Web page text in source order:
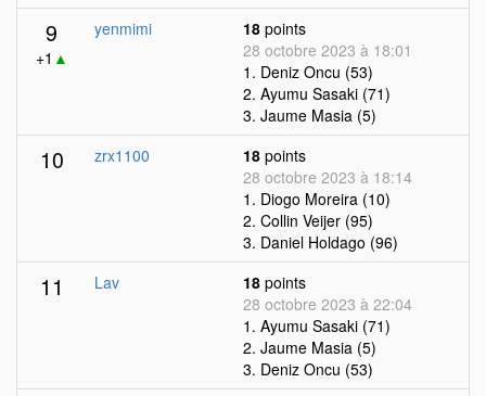
9
+1 ▲
yenmimi 18 points
28 octobre 2023 à 18:01
1. Deniz Oncu (53)
2. Ayumu Sasaki (71)
3. Jaume Masia (5)
10 zrx1100 18 points
28 octobre 2023 à 18:14
1. Diogo Moreira (10)
2. Collin Veijer (95)
3. Daniel Holdago (96)
11 Lav 18 points
28 octobre 2023 à 22:04
1. Ayumu Sasaki (71)
2. Jaume Masia (5)
3. Deniz Oncu (53)